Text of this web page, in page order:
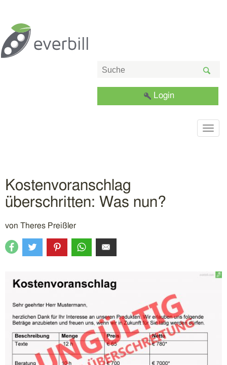
Login
Kostenvoranschlag
überschritten: Was nun?
von Theres Preißler